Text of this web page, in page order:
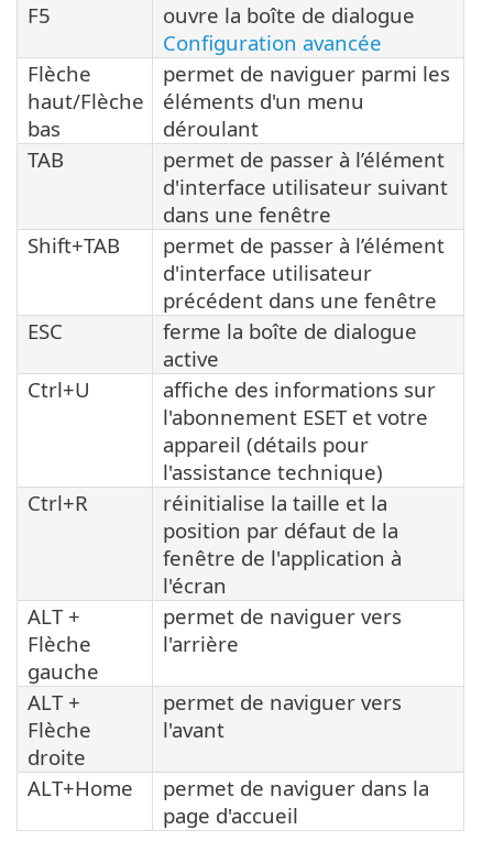
F5
ouvre la boîte de dialogue
Configuration avancée
Flèche
haut/Flèche
bas
permet de naviguer parmi les
éléments d'un menu
déroulant
TAB
permet de passer à l’élément
d'interface utilisateur suivant
dans une fenêtre
Shift+TAB
permet de passer à l’élément
d'interface utilisateur
précédent dans une fenêtre
ESC
ferme la boîte de dialogue
active
Ctrl+U
affiche des informations sur
l'abonnement ESET et votre
appareil (détails pour
l'assistance technique)
Ctrl+R
réinitialise la taille et la
position par défaut de la
fenêtre de l'application à
l'écran
ALT +
Flèche
gauche
permet de naviguer vers
l'arrière
ALT +
Flèche
droite
permet de naviguer vers
l'avant
ALT+Home
permet de naviguer dans la
page d'accueil